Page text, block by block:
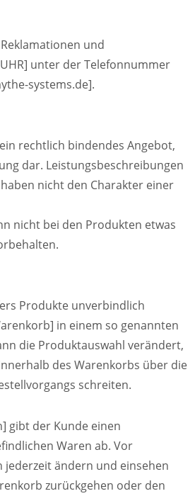
und
unter der Telefonnummer
systems.de].
rechtlich bindendes Angebot,
dar. Leistungsbeschreibungen
nicht den Charakter einer
nicht bei den Produkten etwas
Produkte unverbindlich
in einem so genannten
die Produktauswahl verändert,
des Warenkorbs über die
schreiten.
gibt der Kunde einen
Waren ab. Vor
jederzeit ändern und einsehen
zurückgehen oder den